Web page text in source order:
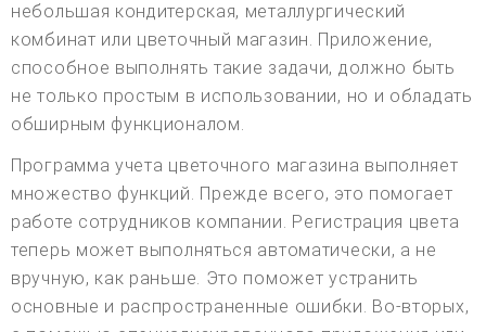
небольшая кондитерская, металлургический
комбинат или цветочный магазин. Приложение,
способное выполнять такие задачи, должно быть
не только простым в использовании, но и обладать
обширным функционалом.
Программа учета цветочного магазина выполняет
множество функций. Прежде всего, это помогает
работе сотрудников компании. Регистрация цвета
теперь может выполняться автоматически, а не
вручную, как раньше. Это поможет устранить
основные и распространенные ошибки. Во-вторых,